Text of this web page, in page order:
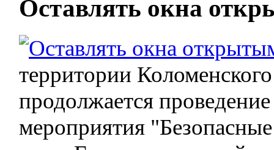
Оставлять окна
территории
продолжается
мероприятия